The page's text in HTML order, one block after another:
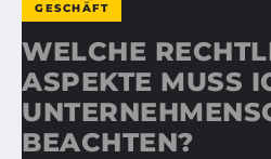
GESCHÄFT
WELCHE
ASPEKTE MUSS
BEACHTEN?